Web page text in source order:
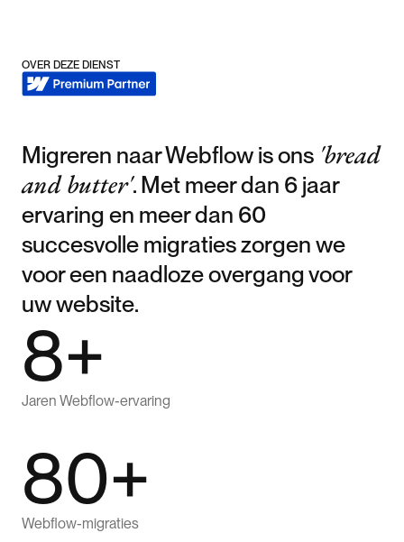
OVER DEZE DIENST
Migreren naar Webflow is ons 'bread
and butter'. Met meer dan 6 jaar
ervaring en meer dan 60
succesvolle migraties zorgen we
voor een naadloze overgang voor
uw website.
8+
Jaren Webflow-ervaring
80+
Webflow-migraties